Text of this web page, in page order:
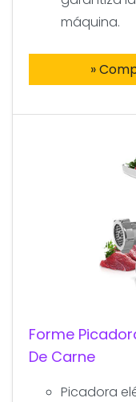
máquina.
»
Forme
De Carne
Picadora